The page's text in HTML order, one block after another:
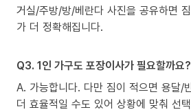
거실/주방/방/베란다 사진을 공유하면
가 더 정확해집니다.
Q3. 1인 가구도 포장이사가 필요할까요?
A. 가능합니다. 다만 짐이 적으면 용달/
더 효율적일 수도 있어 상황에 맞춰 선